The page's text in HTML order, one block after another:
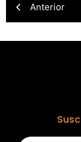
Anterior